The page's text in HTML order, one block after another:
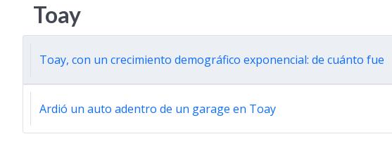
Toay
Toay, con un crecimiento demográfico exponencial: de cuánto fue
Ardió un auto adentro de un garage en Toay